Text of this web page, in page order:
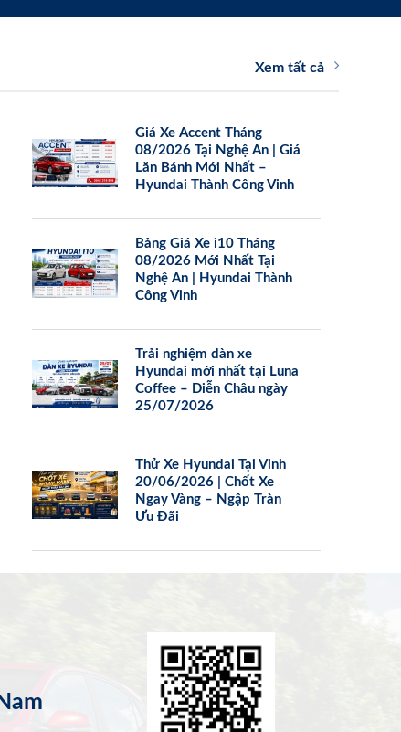
Xem tất cả
Giá Xe Accent Tháng
08/2026 Tại Nghệ An | Giá
Lăn Bánh Mới Nhất –
Hyundai Thành Công Vinh
Bảng Giá Xe i10 Tháng
08/2026 Mới Nhất Tại
Nghệ An | Hyundai Thành
Công Vinh
Trải nghiệm dàn xe
Hyundai mới nhất tại Luna
Coffee – Diễn Châu ngày
25/07/2026
Thử Xe Hyundai Tại Vinh
20/06/2026 | Chốt Xe
Ngay Vàng – Ngập Tràn
Ưu Đãi